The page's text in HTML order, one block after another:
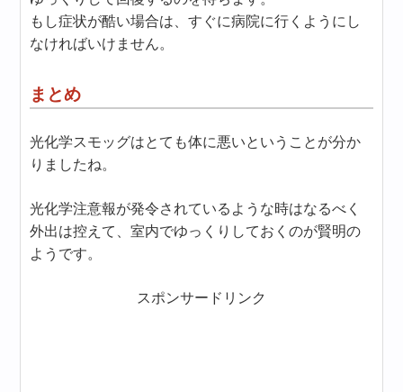
もし症状が酷い場合は、すぐに病院に行くようにし
なければいけません。
まとめ
光化学スモッグはとても体に悪いということが分か
りましたね。
光化学注意報が発令されているような時はなるべく
外出は控えて、室内でゆっくりしておくのが賢明の
ようです。
スポンサードリンク